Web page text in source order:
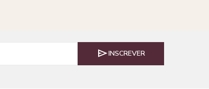
INSCREVER